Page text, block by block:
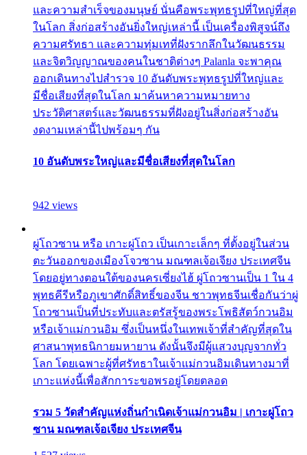
และความสำเร็จของมนุษย์ นั่นคือพระพุทธรูปที่ใหญ่ที่สุด
ในโลก สิ่งก่อสร้างอันยิ่งใหญ่เหล่านี้ เป็นเครื่องพิสูจน์ถึง
ความศรัทธา และความทุ่มเทที่ฝังรากลึกในวัฒนธรรม
และจิตวิญญาณของคนในชาติต่างๆ Palanla จะพาคุณ
ออกเดินทางไปสำรวจ 10 อันดับพระพุทธรูปที่ใหญ่และ
มีชื่อเสียงที่สุดในโลก มาค้นหาความหมายทาง
ประวัติศาสตร์และวัฒนธรรมที่ฝังอยู่ในสิ่งก่อสร้างอัน
งดงามเหล่านี้ไปพร้อมๆ กัน
10 อันดับพระใหญ่และมีชื่อเสียงที่สุดในโลก
942 views
ผู่โถวซาน หรือ เกาะผู่โถว เป็นเกาะเล็กๆ ที่ตั้งอยู่ในส่วน
ตะวันออกของเมืองโจวซาน มณฑลเจ้อเจียง ประเทศจีน
โดยอยู่ทางตอนใต้ของนครเซี่ยงไฮ้ ผู่โถวซานเป็น 1 ใน 4
พุทธคีรีหรือภูเขาศักดิ์สิทธิ์ของจีน ชาวพุทธจีนเชื่อกันว่าผู่
โถวซานเป็นที่ประทับและตรัสรู้ของพระโพธิสัตว์กวนอิม
หรือเจ้าแม่กวนอิม ซึ่งเป็นหนึ่งในเทพเจ้าที่สำคัญที่สุดใน
ศาสนาพุทธนิกายมหายาน ดังนั้นจึงมีผู้แสวงบุญจากทั่ว
โลก โดยเฉพาะผู้ที่ศรัทธาในเจ้าแม่กวนอิมเดินทางมาที่
เกาะแห่งนี้เพื่อสักการะขอพรอยู่โดยตลอด
รวม 5 วัดสำคัญแห่งถิ่นกำเนิดเจ้าแม่กวนอิม | เกาะผู่โถว
ซาน มณฑลเจ้อเจียง ประเทศจีน